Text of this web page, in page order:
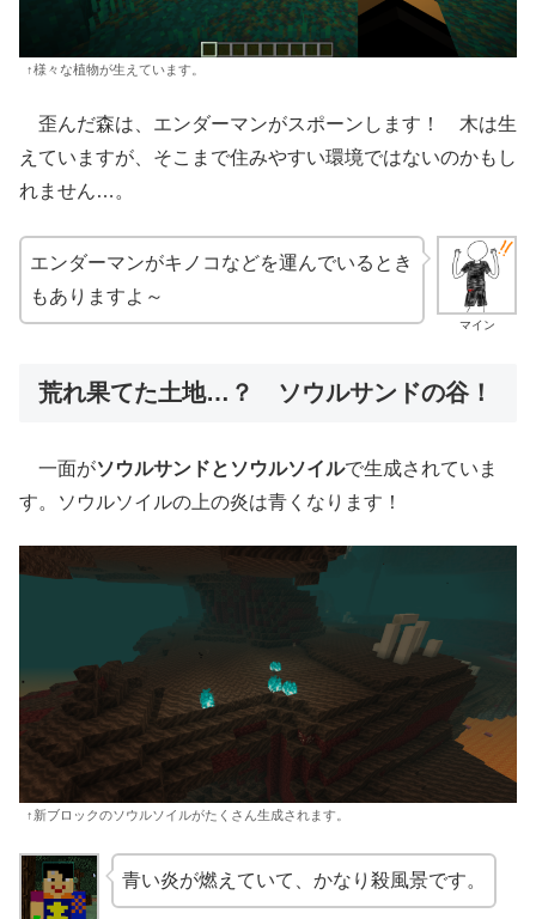
↑様々な植物が生えています。
歪んだ森は、エンダーマンがスポーンします！ 木は生
えていますが、そこまで住みやすい環境ではないのかもし
れません…。
マイン
エンダーマンがキノコなどを運んでいるとき
もありますよ～
荒れ果てた土地…？ ソウルサンドの谷！
一面がソウルサンドとソウルソイルで生成されていま
す。ソウルソイルの上の炎は青くなります！
↑新ブロックのソウルソイルがたくさん生成されます。
青い炎が燃えていて、かなり殺風景です。